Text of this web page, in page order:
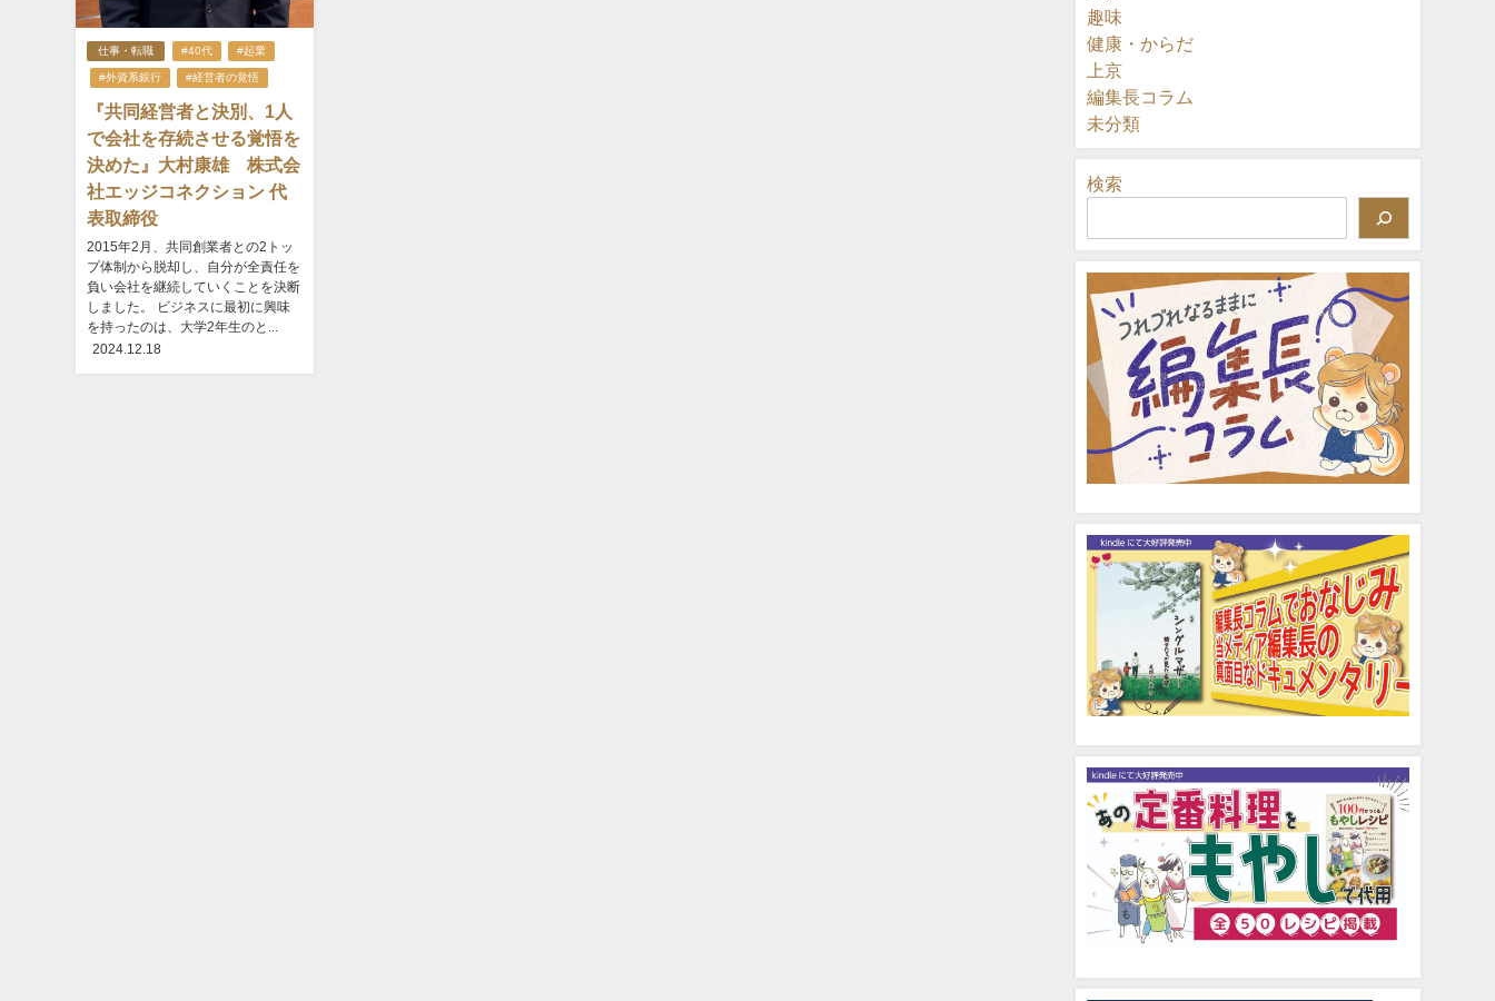
仕事・転職 #40代 #起業
#外資系銀行 #経営者の覚悟
『共同経営者と決別、1人
で会社を存続させる覚悟を
決めた』大村康雄 株式会
社エッジコネクション 代
表取締役
2015年2月、共同創業者との2トッ
プ体制から脱却し、自分が全責任を
負い会社を継続していくことを決断
しました。 ビジネスに最初に興味
を持ったのは、大学2年生のと...
2024.12.18
趣味
健康・からだ
上京
編集長コラム
未分類
検索